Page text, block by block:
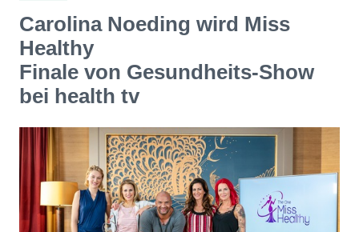
Carolina Noeding wird Miss
Healthy
Finale von Gesundheits-Show
bei health tv